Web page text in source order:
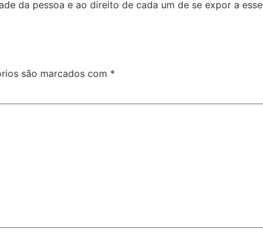
da pessoa e ao direito de cada um de se expor a
são marcados com *